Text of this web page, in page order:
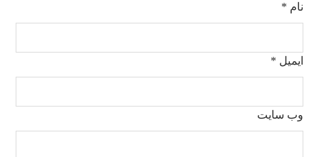
نام *
ایمیل *
وب‌ سایت